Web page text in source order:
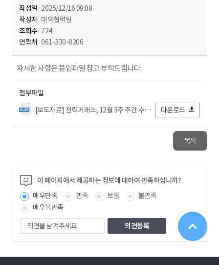
작성일 2025/12/16 09:08
작성자 대외협력팀
조회수 724
연락처 061-330-8206
자세한 사항은 붙임파일 참고 부탁드립니다.
첨부파일
[보도자료] 전력거래소, 12월 3주 주간 수급실적 및 전망 발표.hwp
다운로드
목록
이 페이지에서 제공하는 정보에 대하여 만족하십니까?
매우만족
만족 보통
불만족
매우불만족
의
견
을
겨